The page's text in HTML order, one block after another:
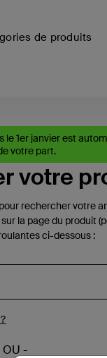
de produits
le 1er janvier est
votre part.
votre
rechercher votre
la page du produit
ci-dessous :
OU -